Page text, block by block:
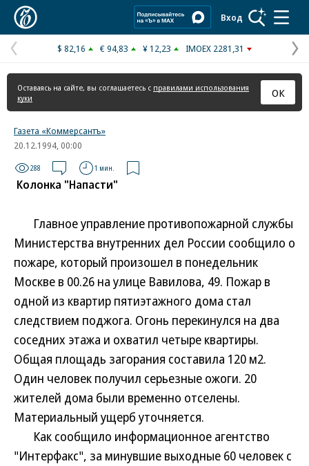
Вход
Предыдущая
страница
$ 82,16 € 94,83 ¥ 12,23 IMOEX 2281,31
Оставаясь на сайте, вы соглашаетесь с правилами использования
куки
ОК
Газета «Коммерсантъ»
20.12.1994, 00:00
288 1 мин.
Колонка "Напасти"
Главное управление противопожарной службы
Министерства внутренних дел России сообщило о
пожаре, который произошел в понедельник
Москве в 00.26 на улице Вавилова, 49. Пожар в
одной из квартир пятиэтажного дома стал
следствием поджога. Огонь перекинулся на два
соседних этажа и охватил четыре квартиры.
Общая площадь загорания составила 120 м2.
Один человек получил серьезные ожоги. 20
жителей дома были временно отселены.
Материальный ущерб уточняется.
Как сообщило информационное агентство
"Интерфакс", за минувшие выходные 60 человек с